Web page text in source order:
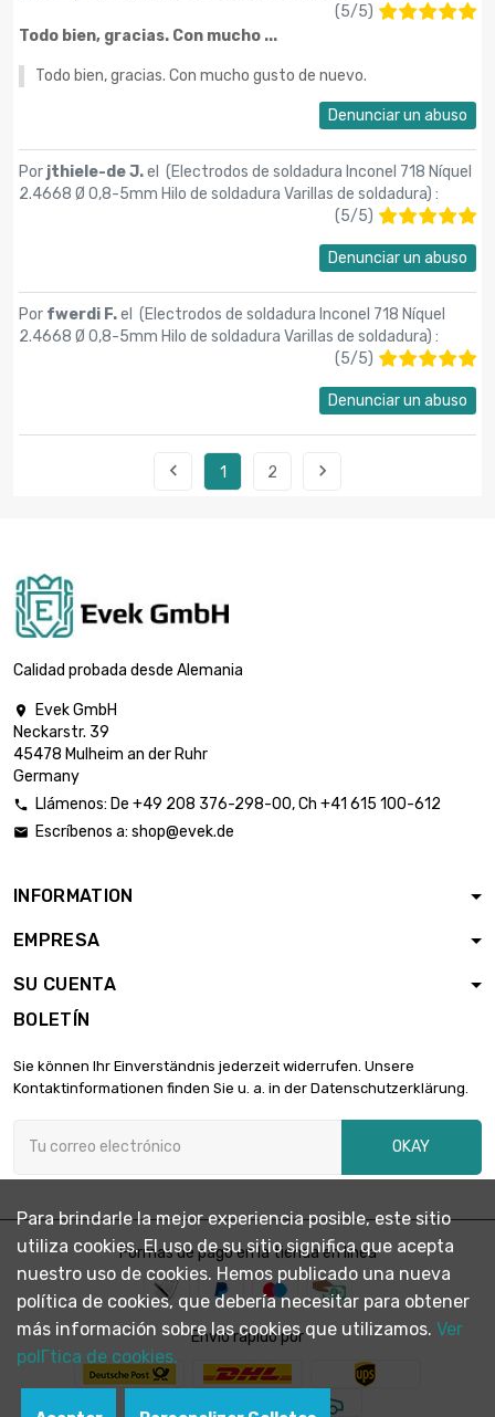
(5/5)
Todo bien, gracias. Con mucho ...
Todo bien, gracias. Con mucho gusto de nuevo.
Denunciar un abuso
Por jthiele-de J.el (Electrodos de soldadura Inconel 718 Níquel
2.4668 Ø 0,8-5mm Hilo de soldadura Varillas de soldadura) :
(5/5)
Denunciar un abuso
Por fwerdi F.el (Electrodos de soldadura Inconel 718 Níquel
2.4668 Ø 0,8-5mm Hilo de soldadura Varillas de soldadura) :
(5/5)
Denunciar un abuso
 1 2 
Calidad probada desde Alemania

Evek GmbH
Neckarstr. 39
45478 Mulheim an der Ruhr
Germany
 Llámenos: De +49 208 376-298-00, Ch +41 615 100-612
 Escríbenos a: shop@evek.de
INFORMATION
EMPRESA
SU CUENTA
BOLETÍN
Sie können Ihr Einverständnis jederzeit widerrufen. Unsere
Kontaktinformationen finden Sie u. a. in der Datenschutzerklärung.
OKAY
Formas de pago en la tienda en línea
Envío rápido por
Para brindarle la mejor experiencia posible, este sitio
utiliza cookies. El uso de su sitio significa que acepta
nuestro uso de cookies. Hemos publicado una nueva
política de cookies, que debería necesitar para obtener
más información sobre las cookies que utilizamos. Ver
polГ­tica de cookies.